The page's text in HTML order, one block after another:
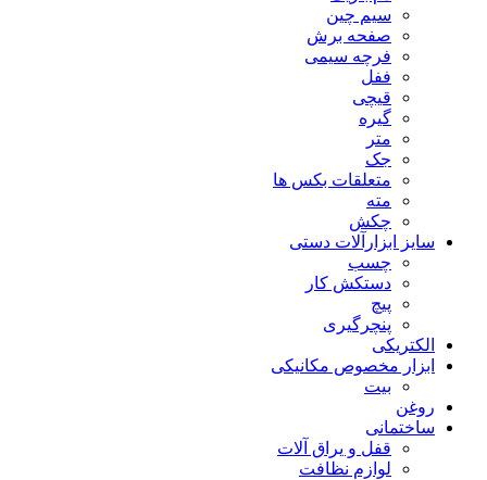
سیم چین
صفحه برش
فرچه سیمی
ففل
قیچی
گیره
متر
جک
متعلقات بکس ها
مته
چکش
سایز ابزارآلات دستی
چسب
دستکش کار
پیچ
پنچرگیری
الکتریکی
ابزار مخصوص مکانیکی
بیت
روغن
ساختمانی
قفل و یراق آلات
لوازم نظافت